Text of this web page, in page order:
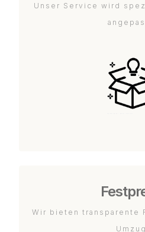
Unser Service wird
Wir bieten transparente
Umzug.